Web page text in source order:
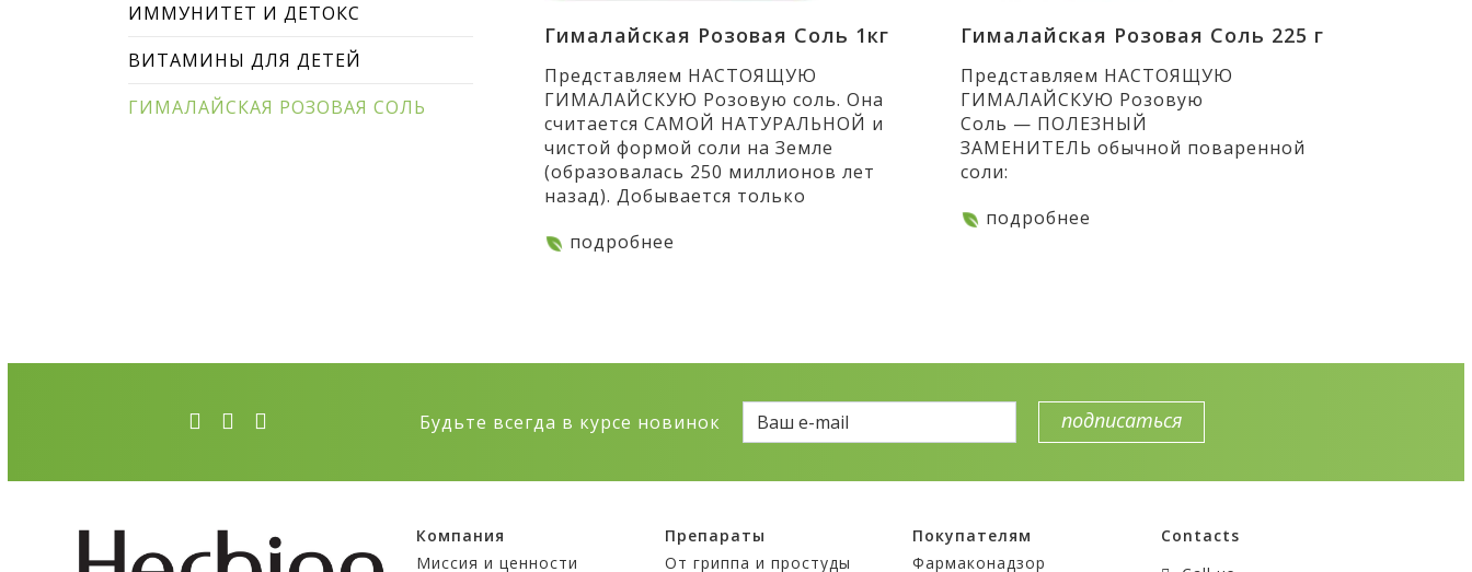
ИММУНИТЕТ И ДЕТОКС
ВИТАМИНЫ ДЛЯ ДЕТЕЙ
ГИМАЛАЙСКАЯ РОЗОВАЯ СОЛЬ
Гималайская Розовая Соль 1кг
Представляем НАСТОЯЩУЮ
ГИМАЛАЙСКУЮ Розовую соль. Она
считается САМОЙ НАТУРАЛЬНОЙ и
чистой формой соли на Земле
(образовалась 250 миллионов лет
назад). Добывается только
подробнее
Гималайская Розовая Соль 225 г
Представляем НАСТОЯЩУЮ
ГИМАЛАЙСКУЮ Розовую
Соль — ПОЛЕЗНЫЙ
ЗАМЕНИТЕЛЬ обычной поваренной
соли:
подробнее
Будьте всегда в курсе новинок
Компания
Миссия и ценности
Препараты
От гриппа и простуды
Покупателям
Фармаконадзор
Contacts